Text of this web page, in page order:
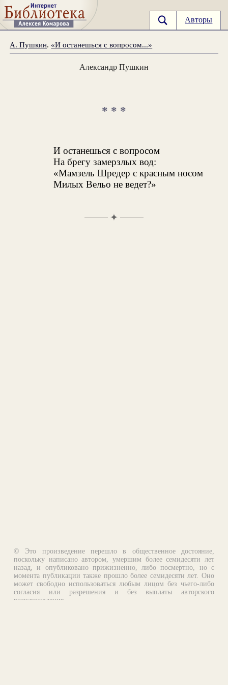
Авторы
А. Пушкин. «И останешься с вопросом...»
Александр Пушкин
* * *
И останешься с вопросом
На брегу замерзлых вод:
«Мамзель Шредер с красным носом
Милых Вельо не ведет?»
✦
© Это произведение перешло в общественное достояние,
поскольку написано автором, умершим более семидесяти лет
назад, и опубликовано прижизненно, либо посмертно, но с
момента публикации также прошло более семидесяти лет. Оно
может свободно использоваться любым лицом без чьего-либо
согласия или разрешения и без выплаты авторского
вознаграждения.